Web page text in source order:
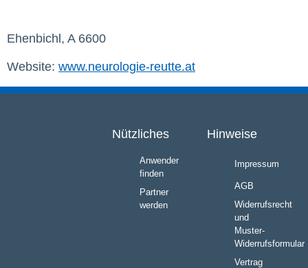
Ehenbichl, A 6600
Website: www.neurologie-reutte.at
Nützliches
Anwender
finden
Partner
werden
Hinweise
Impressum
AGB
Widerrufsrecht
und
Muster-
Widerrufsformular
Vertrag